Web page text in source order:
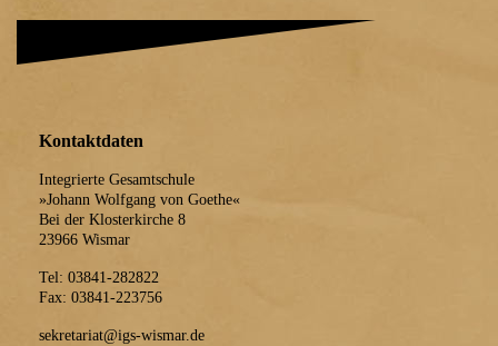
Kontaktdaten
Integrierte Gesamtschule
»Johann Wolfgang von Goethe«
Bei der Klosterkirche 8
23966 Wismar
Tel: 03841-282822
Fax: 03841-223756
sekretariat@igs-wismar.de